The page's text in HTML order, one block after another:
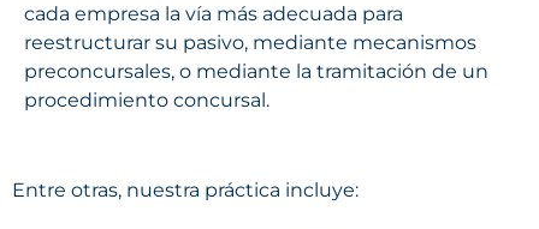
cada empresa la vía más adecuada para
reestructurar su pasivo, mediante mecanismos
preconcursales, o mediante la tramitación de un
procedimiento concursal.
Entre otras, nuestra práctica incluye: